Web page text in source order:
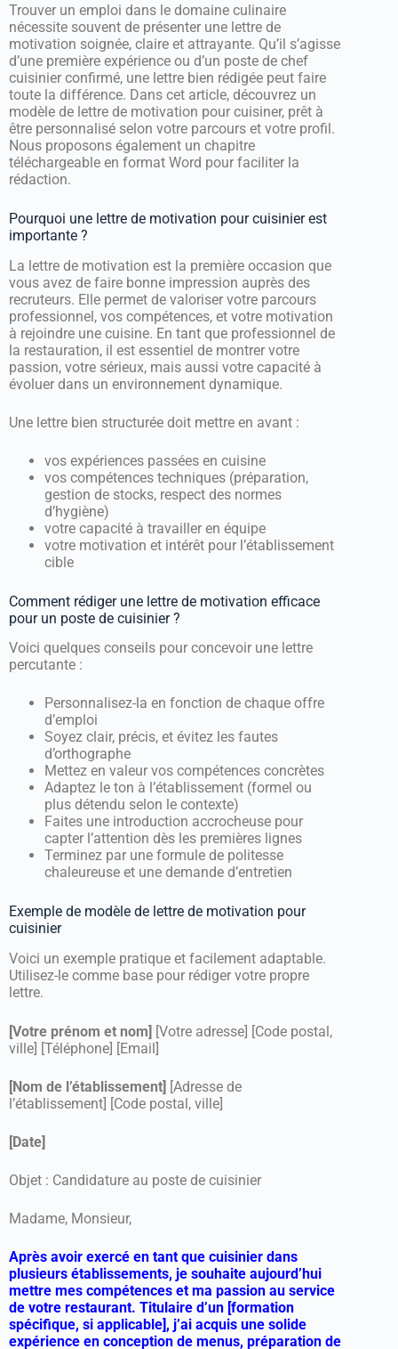
Trouver un emploi dans le domaine culinaire
nécessite souvent de présenter une lettre de
motivation soignée, claire et attrayante. Qu’il s’agisse
d’une première expérience ou d’un poste de chef
cuisinier confirmé, une lettre bien rédigée peut faire
toute la différence. Dans cet article, découvrez un
modèle de lettre de motivation pour cuisiner, prêt à
être personnalisé selon votre parcours et votre profil.
Nous proposons également un chapitre
téléchargeable en format Word pour faciliter la
rédaction.
Pourquoi une lettre de motivation pour cuisinier est
importante ?
La lettre de motivation est la première occasion que
vous avez de faire bonne impression auprès des
recruteurs. Elle permet de valoriser votre parcours
professionnel, vos compétences, et votre motivation
à rejoindre une cuisine. En tant que professionnel de
la restauration, il est essentiel de montrer votre
passion, votre sérieux, mais aussi votre capacité à
évoluer dans un environnement dynamique.
Une lettre bien structurée doit mettre en avant :
vos expériences passées en cuisine
vos compétences techniques (préparation,
gestion de stocks, respect des normes
d’hygiène)
votre capacité à travailler en équipe
votre motivation et intérêt pour l’établissement
cible
Comment rédiger une lettre de motivation efficace
pour un poste de cuisinier ?
Voici quelques conseils pour concevoir une lettre
percutante :
Personnalisez-la en fonction de chaque offre
d’emploi
Soyez clair, précis, et évitez les fautes
d’orthographe
Mettez en valeur vos compétences concrètes
Adaptez le ton à l’établissement (formel ou
plus détendu selon le contexte)
Faites une introduction accrocheuse pour
capter l’attention dès les premières lignes
Terminez par une formule de politesse
chaleureuse et une demande d’entretien
Exemple de modèle de lettre de motivation pour
cuisinier
Voici un exemple pratique et facilement adaptable.
Utilisez-le comme base pour rédiger votre propre
lettre.
[Votre prénom et nom] [Votre adresse] [Code postal,
ville] [Téléphone] [Email]
[Nom de l’établissement] [Adresse de
l’établissement] [Code postal, ville]
[Date]
Objet : Candidature au poste de cuisinier
Madame, Monsieur,
Après avoir exercé en tant que cuisinier dans
plusieurs établissements, je souhaite aujourd’hui
mettre mes compétences et ma passion au service
de votre restaurant. Titulaire d’un [formation
spécifique, si applicable], j’ai acquis une solide
expérience en conception de menus, préparation de